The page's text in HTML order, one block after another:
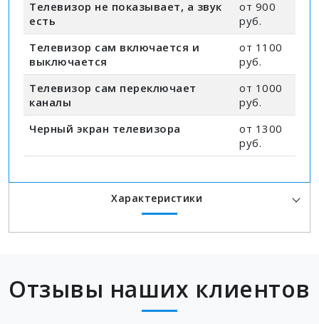
Телевизор не показывает, а звук
есть
от 900
руб.
Телевизор сам включается и
выключается
от 1100
руб.
Телевизор сам переключает
каналы
от 1000
руб.
Черный экран телевизора
от 1300
руб.
Характеристики
Отзывы наших клиентов